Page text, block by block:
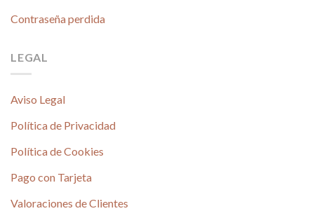
Contraseña perdida
LEGAL
Aviso Legal
Política de Privacidad
Política de Cookies
Pago con Tarjeta
Valoraciones de Clientes